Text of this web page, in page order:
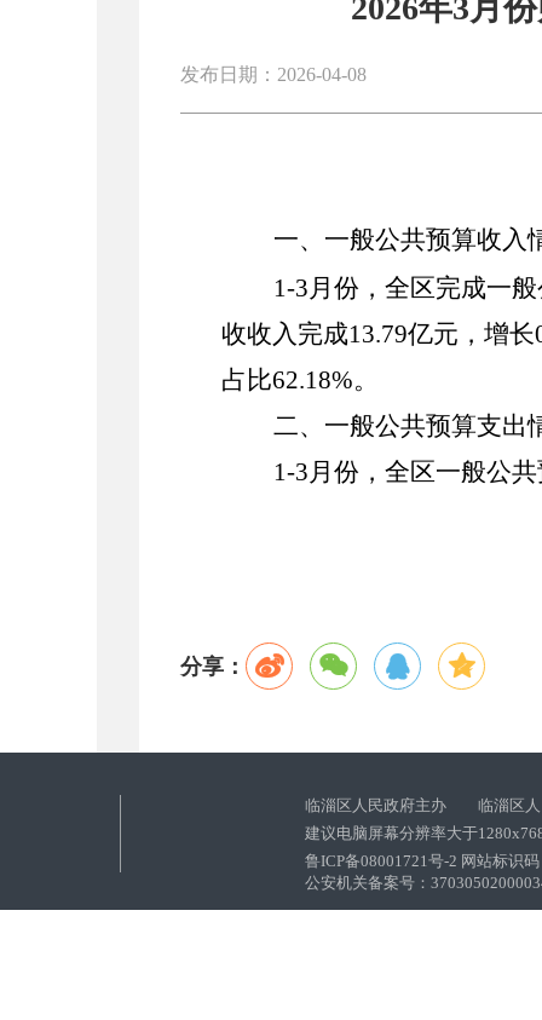
2026年3月
发布日期：2026-04-08
一、 一般公共预算收入
1-3月份，全区完成一
收收入完成13.79亿元，增长
占比62.18%。
二、 一般公共预算支出
1-3月份，全区一般公
分享：
临淄区人民政府主办 临淄区人
建议电脑屏幕分辨率大于
鲁ICP备08001721号-2 网站标识
公安机关备案号：